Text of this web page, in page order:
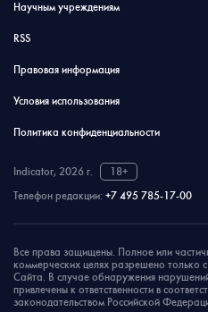
Научным учреждениям
RSS
Правовая информация
Условия использования
Политика конфиденциальности
Indicator, 2026 г.
18+
Телефон редакции: +7 495 785-17-00
Все права защищены. Полное или
коммерческих целях разрешено только
Сайта. В случае обнаружения
привлечены к ответственности в
законодательством Российской